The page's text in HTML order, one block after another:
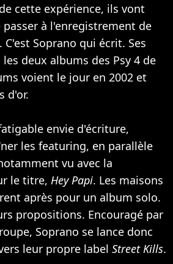
cette expérience, ils vont
à l'enregistrement de
Soprano qui écrit. Ses
deux albums des Psy 4 de
voient le jour en 2002 et
d'or.
envie d'écriture,
les featuring, en parallèle
vu avec la
le titre, Hey Papi. Les maisons
après pour un album solo.
propositions. Encouragé par
Soprano se lance donc
leur propre label Street Kills.